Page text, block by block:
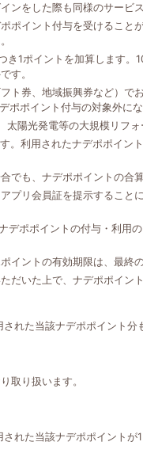
ンをした際も同様のサービス
ポイント付与を受けるこ
1ポイントを加算します。
す。
券、地域振興券など）
ポイント付与の対象外にな
光発電等の大規模リフ
。利用されたナデポポイ
でも、ナデポポイントの合
リ会員証を提示するこ
ポポイントの付与・利用
ントの有効期限は、最終
いた上で、ナデポポイン
れた当該ナデポポイント分
取り扱います。
れた当該ナデポポイントが1